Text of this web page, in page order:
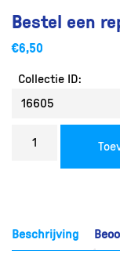
Bestel een
€6,50
Collectie ID:
reproductie
Beschrijving